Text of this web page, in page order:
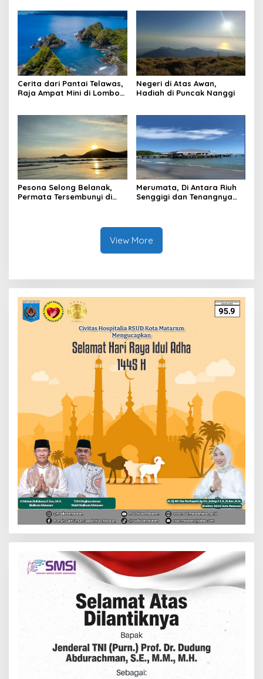
Amolini at Aura Restaurant,
15th to 31st July 2026.
as a Global Sport Tourism
Cerita dari Pantai Telawas,
Raja Ampat Mini di Lombok
Negeri di Atas Awan,
Hadiah di Puncak Nanggi
Pesona Selong Belanak,
Permata Tersembunyi di
Merumata, Di Antara Riuh
Senggigi dan Tenangnya
View More